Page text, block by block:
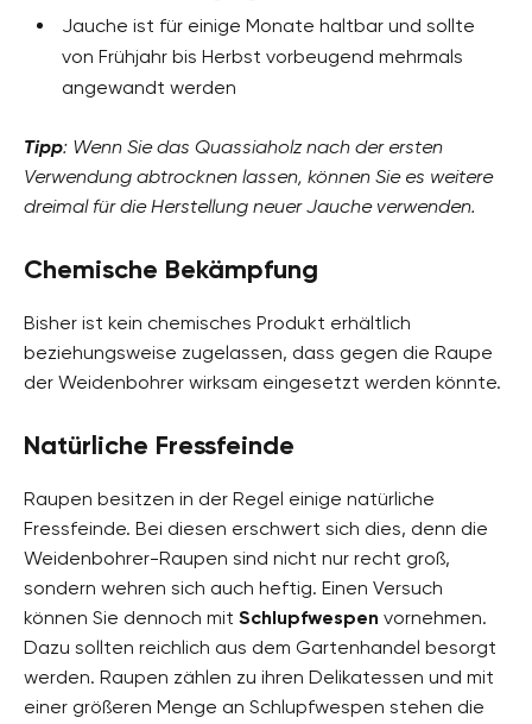
Jauche ist für einige Monate haltbar und sollte
von Frühjahr bis Herbst vorbeugend mehrmals
angewandt werden
Tipp: Wenn Sie das Quassiaholz nach der ersten
Verwendung abtrocknen lassen, können Sie es weitere
dreimal für die Herstellung neuer Jauche verwenden.
Chemische Bekämpfung
Bisher ist kein chemisches Produkt erhältlich
beziehungsweise zugelassen, dass gegen die Raupe
der Weidenbohrer wirksam eingesetzt werden könnte.
Natürliche Fressfeinde
Raupen besitzen in der Regel einige natürliche
Fressfeinde. Bei diesen erschwert sich dies, denn die
Weidenbohrer-Raupen sind nicht nur recht groß,
sondern wehren sich auch heftig. Einen Versuch
können Sie dennoch mit Schlupfwespen vornehmen.
Dazu sollten reichlich aus dem Gartenhandel besorgt
werden. Raupen zählen zu ihren Delikatessen und mit
einer größeren Menge an Schlupfwespen stehen die